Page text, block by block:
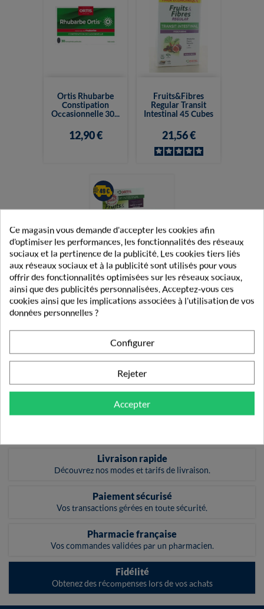
Ortis Rhubarbe
Constipation
Occasionnelle 30...
12,90 €
Fruits&Fibres
Regular Transit
Intestinal 45 Cubes
21,56 €
Fruits&Fibres
Regular Transit
Intestinal
Programme...

Livraison rapide
Découvrez nos modes et tarifs de livraison.
Paiement sécurisé
Vos transactions gérées en toute sécurité.
Pharmacie française
Vos commandes validées par un pharmacien.
Fidélité
Obtenez des récompenses lors de vos achats
Ce magasin vous demande d'accepter les cookies afin
d'optimiser les performances, les fonctionnalités des réseaux
sociaux et la pertinence de la publicité. Les cookies tiers liés
aux réseaux sociaux et à la publicité sont utilisés pour vous
offrir des fonctionnalités optimisées sur les réseaux sociaux,
ainsi que des publicités personnalisées. Acceptez-vous ces
cookies ainsi que les implications associées à l'utilisation de vos
données personnelles ?
Configurer
Rejeter
Accepter